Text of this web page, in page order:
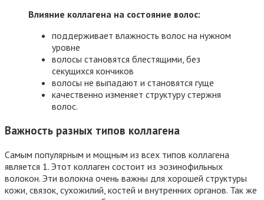
Влияние коллагена на состояние волос:
поддерживает влажность волос на нужном
уровне
волосы становятся блестящими, без
секущихся кончиков
волосы не выпадают и становятся гуще
качественно изменяет структуру стержня
волос.
Важность разных типов коллагена
Самым популярным и мощным из всех типов коллагена
является 1. Этот коллаген состоит из эозинофильных
волокон. Эти волокна очень важны для хорошей структуры
кожи, связок, сухожилий, костей и внутренних органов. Так же